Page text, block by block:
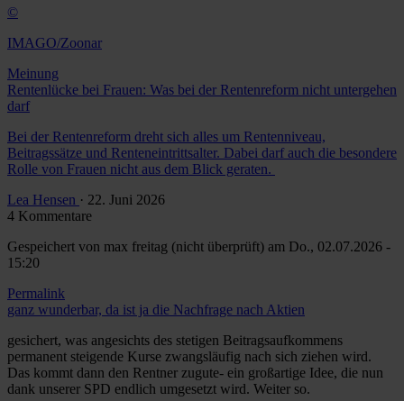
©
IMAGO/Zoonar
Meinung
Rentenlücke bei Frauen: Was bei der Rentenreform nicht untergehen
darf
Bei der Rentenreform dreht sich alles um Rentenniveau,
Beitragssätze und Renteneintrittsalter. Dabei darf auch die besondere
Rolle von Frauen nicht aus dem Blick geraten.
Lea Hensen · 22. Juni 2026
4 Kommentare
Gespeichert von max freitag (nicht überprüft) am Do., 02.07.2026 -
15:20
Permalink
ganz wunderbar, da ist ja die Nachfrage nach Aktien
gesichert, was angesichts des stetigen Beitragsaufkommens
permanent steigende Kurse zwangsläufig nach sich ziehen wird.
Das kommt dann den Rentner zugute- ein großartige Idee, die nun
dank unserer SPD endlich umgesetzt wird. Weiter so.